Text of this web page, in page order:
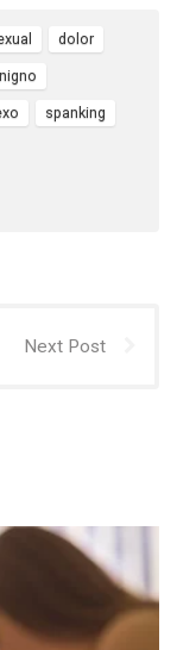
dolor
spanking
Next Post